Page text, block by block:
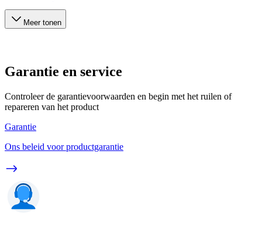
Meer tonen
Garantie en service
Controleer de garantievoorwaarden en begin met het ruilen of
repareren van het product
Garantie
Ons beleid voor productgarantie